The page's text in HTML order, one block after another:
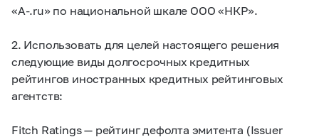
«A-.ru» по национальной шкале ООО «НКР».
2. Использовать для целей настоящего решения
следующие виды долгосрочных кредитных
рейтингов иностранных кредитных рейтинговых
агентств:
Fitch Ratings — рейтинг дефолта эмитента (Issuer